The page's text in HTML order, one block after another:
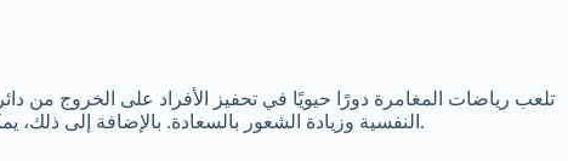
تلعب رياضات المغامرة دورًا حيويًا في تحفيز الأفراد على الخروج من
النفسية وزيادة الشعور بالسعادة. بالإضافة إلى ذلك، يمكن أن تساهم في تحسين القدرات البدنية والعقلية وتعزيز الثقة بالنفس، حيث يُطلب من المشاركين اتخاذ قرارات سريعة في مواقف صعبة.